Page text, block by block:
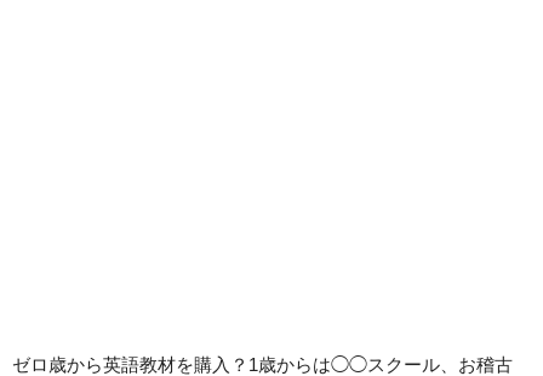
ゼロ歳から英語教材を購入？1歳からは◯◯スクール、お稽古